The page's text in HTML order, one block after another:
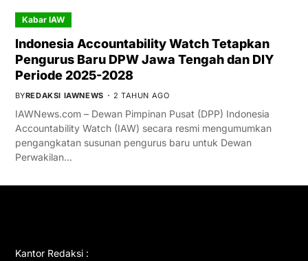
Kabar IAW
Indonesia Accountability Watch Tetapkan
Pengurus Baru DPW Jawa Tengah dan DIY
Periode 2025-2028
BYREDAKSI IAWNEWS 2 TAHUN AGO
IAWNews.com – Dewan Pimpinan Pusat (DPP) Indonesia
Accountability Watch (IAW) secara resmi mengumumkan
pengangkatan susunan pengurus baru untuk Dewan
Perwakilan…
Kantor Redaksi :